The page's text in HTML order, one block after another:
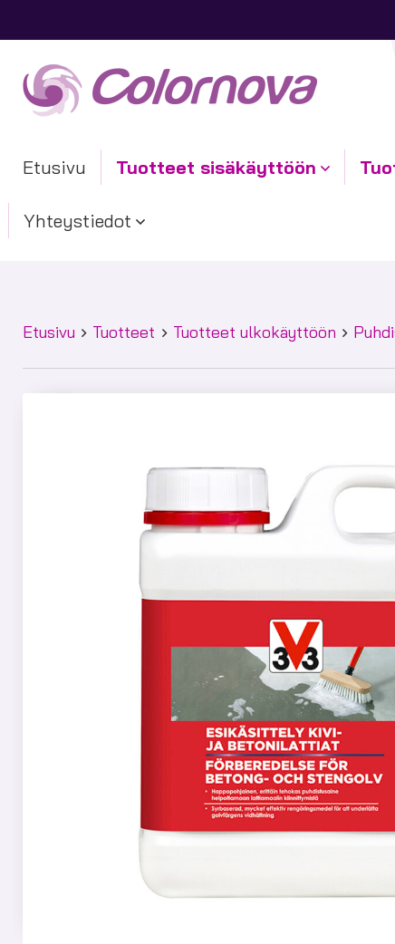
Etusivu Tuotteet sisäkäyttöön
Yhteystiedot
Etusivu Tuotteet Tuotteet ulkokäyttöön